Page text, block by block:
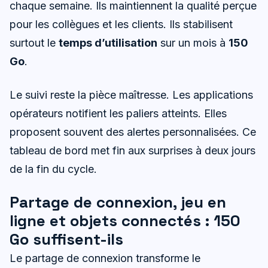
chaque semaine. Ils maintiennent la qualité perçue
pour les collègues et les clients. Ils stabilisent
surtout le temps d’utilisation sur un mois à 150
Go.
Le suivi reste la pièce maîtresse. Les applications
opérateurs notifient les paliers atteints. Elles
proposent souvent des alertes personnalisées. Ce
tableau de bord met fin aux surprises à deux jours
de la fin du cycle.
Partage de connexion, jeu en
ligne et objets connectés : 150
Go suffisent-ils
Le partage de connexion transforme le